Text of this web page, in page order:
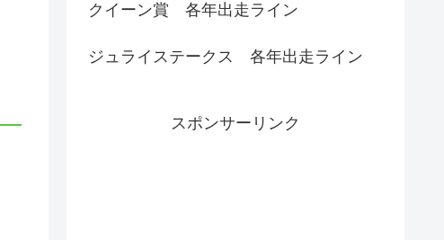
クイーン賞 各年出走ライン
ジュライステークス 各年出走ライン
スポンサーリンク